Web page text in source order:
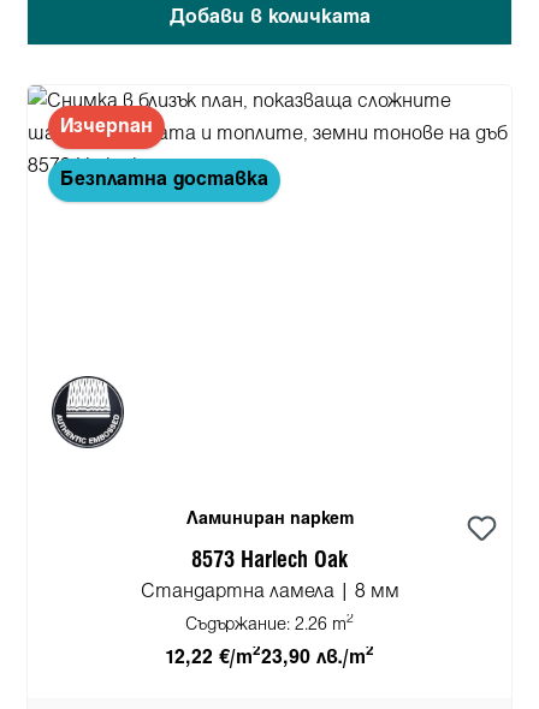
Добави в количката
Изчерпан
Безплатна доставка
Ламиниран паркет
8573 Harlech Oak
Стандартна ламела | 8 мм
Съдържание: 2.26 m2
12,22 €/m223,90 лв./m2